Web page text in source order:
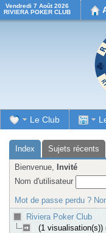
Vendredi 7 Août 2026
RIVIERA POKER CLUB
Le Club
Index Sujets récents
Bienvenue,
Invité
Nom d'utilisateur
Mot de passe perdu ?
Riviera Poker Club
(1 visualisation(s))